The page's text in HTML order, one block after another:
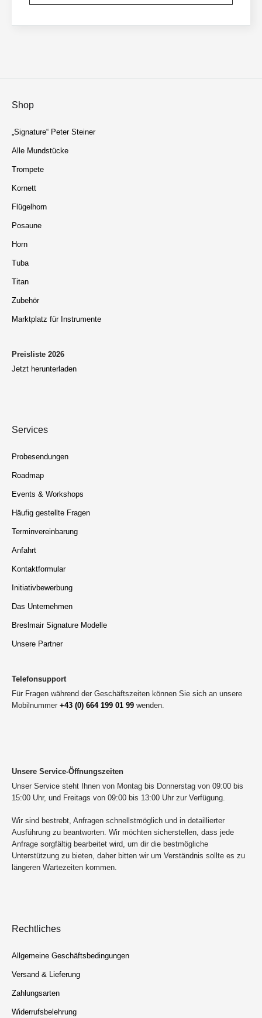
Shop
„Signature“ Peter Steiner
Alle Mundstücke
Trompete
Kornett
Flügelhorn
Posaune
Horn
Tuba
Titan
Zubehör
Marktplatz für Instrumente
Preisliste 2026
Jetzt herunterladen
Services
Probesendungen
Roadmap
Events & Workshops
Häufig gestellte Fragen
Terminvereinbarung
Anfahrt
Kontaktformular
Initiativbewerbung
Das Unternehmen
Breslmair Signature Modelle
Unsere Partner
Telefonsupport
Für Fragen während der Geschäftszeiten können Sie sich an unsere
Mobilnummer +43 (0) 664 199 01 99 wenden.
Unsere Service-Öffnungszeiten
Unser Service steht Ihnen von Montag bis Donnerstag von 09:00 bis
15:00 Uhr, und Freitags von 09:00 bis 13:00 Uhr zur Verfügung.
Wir sind bestrebt, Anfragen schnellstmöglich und in detaillierter
Ausführung zu beantworten. Wir möchten sicherstellen, dass jede
Anfrage sorgfältig bearbeitet wird, um dir die bestmögliche
Unterstützung zu bieten, daher bitten wir um Verständnis sollte es zu
längeren Wartezeiten kommen.
Rechtliches
Allgemeine Geschäftsbedingungen
Versand & Lieferung
Zahlungsarten
Widerrufsbelehrung